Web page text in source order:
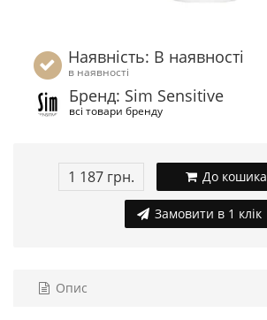
Наявність: В наявності
в наявності
Бренд: Sim Sensitive
всі товари бренду
1 187 грн. До кошика
Замовити в 1 клік
Опис